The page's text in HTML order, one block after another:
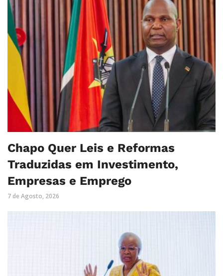
Chapo Quer Leis e Reformas
Traduzidas em Investimento,
Empresas e Emprego
7 de Agosto, 2026